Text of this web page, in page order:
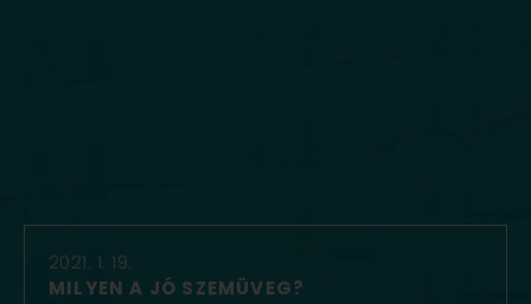
2021. 1. 19.
MILYEN A JÓ SZEMÜVEG?